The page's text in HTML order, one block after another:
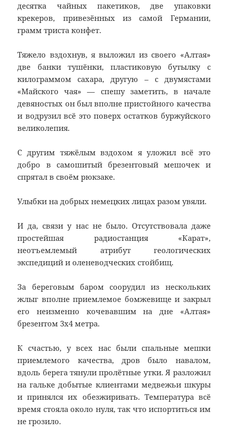
десятка чайных пакетиков, две упаковки
крекеров, привезённых из самой Германии,
грамм триста конфет.
Тяжело вздохнув, я выложил из своего «Алтая»
две банки тушёнки, пластиковую бутылку с
килограммом сахара, другую – с двумястами
«Майского чая» — спешу заметить, в начале
девяностых он был вполне пристойного качества
и водрузил всё это поверх остатков буржуйского
великолепия.
С другим тяжёлым вздохом я уложил всё это
добро в самошитый брезентовый мешочек и
спрятал в своём рюкзаке.
Улыбки на добрых немецких лицах разом увяли.
И да, связи у нас не было. Отсутствовала даже
простейшая радиостанция «Карат»,
неотъемлемый атрибут геологических
экспедиций и оленеводческих стойбищ.
За береговым баром соорудил из нескольких
жлыг вполне приемлемое бомжевище и закрыл
его неизменно кочевавшим на дне «Алтая»
брезентом 3х4 метра.
К счастью, у всех нас были спальные мешки
приемлемого качества, дров было навалом,
вдоль берега тянули пролётные утки. Я разложил
на гальке добытые клиентами медвежьи шкуры
и принялся их обезжиривать. Температура всё
время стояла около нуля, так что испортиться им
не грозило.